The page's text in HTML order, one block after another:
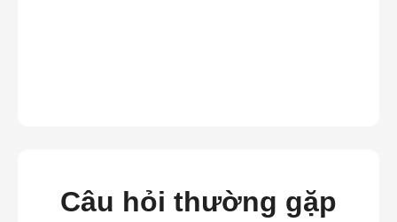
Câu hỏi thường gặp